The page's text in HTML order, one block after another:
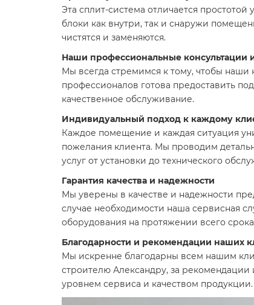
Эта сплит-система отличается
блоки как внутри, так и снаружи
чистятся и заменяются.
Наши профессиональные консультации
Мы всегда стремимся к тому, чтобы наши
профессионалов готова предоставить
качественное обслуживание.
Индивидуальный подход к каждому
Каждое помещение и каждая ситуация
пожелания клиента. Мы проводим
услуг от установки до технического
Гарантия качества и надежности
Мы уверены в качестве и надежности
случае необходимости наша сервисная
оборудования на протяжении всего
Благодарности и рекомендации наших
Мы искренне благодарны всем нашим
строителю Александру, за
уровнем сервиса и качеством продукции.